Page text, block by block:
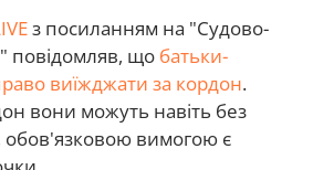
з посиланням на "Судово-
повідомляв, що батьки-
виїжджати за кордон.
вони можуть навіть без
обов'язковою вимогою є